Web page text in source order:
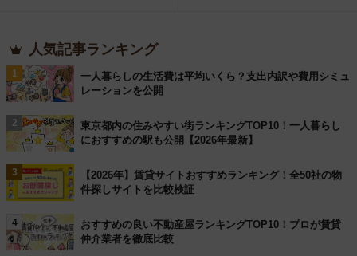
人気記事ランキング
1
一人暮らしの生活費は平均いくら？支出内訳や費用シミュ
レーションを公開
2
東京都内の住みやすい街ランキングTOP10！一人暮らし
におすすめの駅も公開【2026年最新】
3
【2026年】賃貸サイトおすすめランキング！全50社の物
件探しサイトを比較検証
4
おすすめの良い不動産屋ランキングTOP10！プロが賃貸
仲介業者を徹底比較